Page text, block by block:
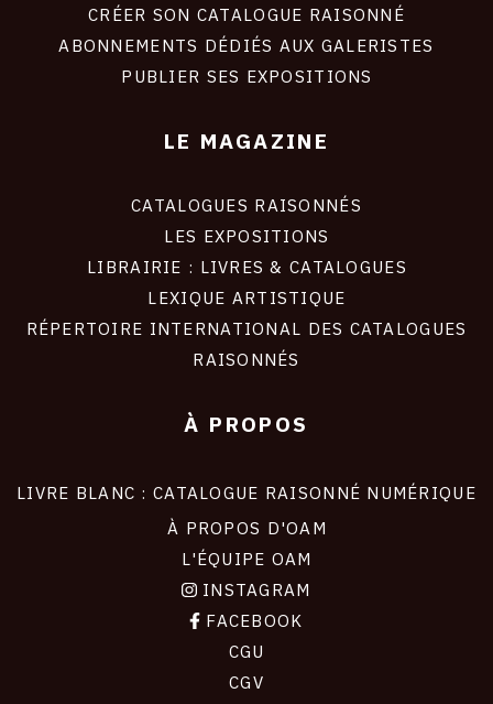
CRÉER SON CATALOGUE RAISONNÉ
ABONNEMENTS DÉDIÉS AUX GALERISTES
PUBLIER SES EXPOSITIONS
LE MAGAZINE
CATALOGUES RAISONNÉS
LES EXPOSITIONS
LIBRAIRIE : LIVRES & CATALOGUES
LEXIQUE ARTISTIQUE
RÉPERTOIRE INTERNATIONAL DES CATALOGUES
RAISONNÉS
À PROPOS
LIVRE BLANC : CATALOGUE RAISONNÉ NUMÉRIQUE
À PROPOS D'OAM
L'ÉQUIPE OAM
INSTAGRAM
FACEBOOK
CGU
CGV